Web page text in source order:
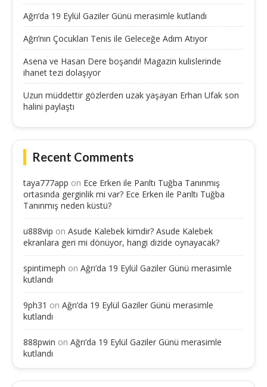
Ağrı’da 19 Eylül Gaziler Günü merasimle kutlandı
Ağrı’nın Çocukları Tenis ile Geleceğe Adım Atıyor
Asena ve Hasan Dere boşandı! Magazin kulislerinde
ihanet tezi dolaşıyor
Uzun müddettir gözlerden uzak yaşayan Erhan Ufak son
halini paylaştı
Recent Comments
taya777app on Ece Erken ile Parıltı Tuğba Tanınmış
ortasında gerginlik mi var? Ece Erken ile Parıltı Tuğba
Tanınmış neden küstü?
u888vip on Asude Kalebek kimdir? Asude Kalebek
ekranlara geri mi dönüyor, hangi dizide oynayacak?
spintimeph on Ağrı’da 19 Eylül Gaziler Günü merasimle
kutlandı
9ph31 on Ağrı’da 19 Eylül Gaziler Günü merasimle
kutlandı
888pwin on Ağrı’da 19 Eylül Gaziler Günü merasimle
kutlandı